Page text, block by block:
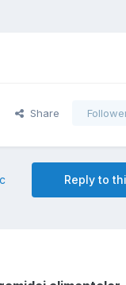
Share
Reply to